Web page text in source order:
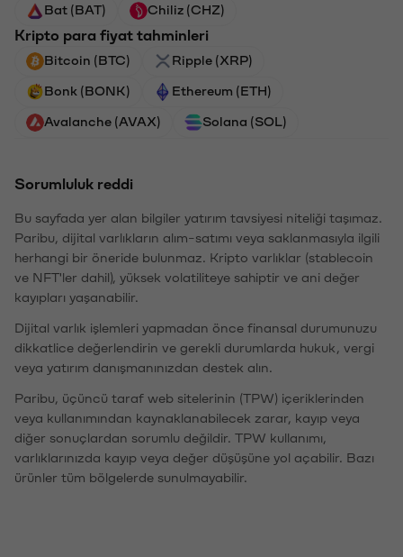
Bat (BAT) Chiliz (CHZ)
Kripto para fiyat tahminleri
Bitcoin (BTC) Ripple (XRP)
Bonk (BONK) Ethereum (ETH)
Avalanche (AVAX) Solana (SOL)
Sorumluluk reddi
Bu sayfada yer alan bilgiler yatırım tavsiyesi niteliği taşımaz.
Paribu, dijital varlıkların alım-satımı veya saklanmasıyla ilgili
herhangi bir öneride bulunmaz. Kripto varlıklar (stablecoin
ve NFT'ler dahil), yüksek volatiliteye sahiptir ve ani değer
kayıpları yaşanabilir.
Dijital varlık işlemleri yapmadan önce finansal durumunuzu
dikkatlice değerlendirin ve gerekli durumlarda hukuk, vergi
veya yatırım danışmanınızdan destek alın.
Paribu, üçüncü taraf web sitelerinin (TPW) içeriklerinden
veya kullanımından kaynaklanabilecek zarar, kayıp veya
diğer sonuçlardan sorumlu değildir. TPW kullanımı,
varlıklarınızda kayıp veya değer düşüşüne yol açabilir. Bazı
ürünler tüm bölgelerde sunulmayabilir.